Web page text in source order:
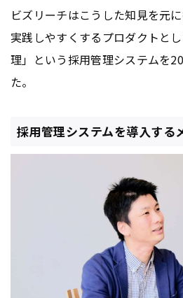
ビズリーチはこうした知見を元
実践しやすくするプロダクトと
理」という採用管理システムを
た。
採用管理システムを導入する